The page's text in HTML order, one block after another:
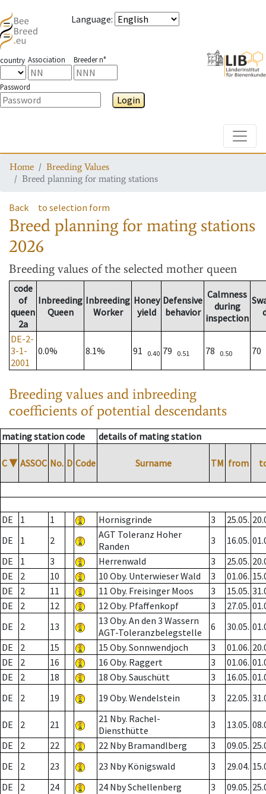
Language:
country Association Breeder n°
Password
Login
Home
Breeding Values
Breed planning for mating stations
Back to selection form
Breed planning for mating stations
2026
Breeding values of the selected mother queen
code
of
queen
2a
Inbreeding
Queen
Inbreeding
Worker
Honey
yield
Defensive
behavior
Calmness
during
inspection
DE-2-
3-1-
2001
0.0% 8.1% 91 0.40 79 0.51 78 0.50 70
Breeding values and inbreeding
coefficients of potential descendants
mating station code details of mating station
C ▼ ASSOC No. D Code Surname TM from
DE 1 1 Hornisgrinde 3 25.05.
DE
1 2
AGT Toleranz Hoher
Randen
3 16.05.
DE
1 3 Herrenwald 3 25.05.
DE
2 10 10 Oby. Unterwieser Wald 3 01.06.
DE
2 11 11 Oby. Freisinger Moos 3 15.05.
DE
2 12 12 Oby. Pfaffenkopf 3 27.05.
DE
2 13
13 Oby. An den 3 Wassern
AGT-Toleranzbelegstelle
6 30.05.
DE
2 15 15 Oby. Sonnwendjoch 3 01.06.
DE
2 16 16 Oby. Raggert 3 01.06.
DE
2 18 18 Oby. Sauschütt 3 16.05.
DE
2 19 19 Oby. Wendelstein 3 22.05.
DE 2 21
21 Nby. Rachel-
Diensthütte
3 13.05.
DE
2 22 22 Nby Bramandlberg 3 09.05.
DE
2 23 23 Nby Königswald 3 29.04.
DE
2 24 24 Nby Schellenberg 3 09.05.